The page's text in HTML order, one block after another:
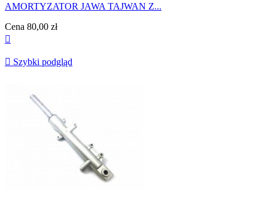
AMORTYZATOR JAWA TAJWAN Z...
Cena 80,00 zł

 Szybki podgląd